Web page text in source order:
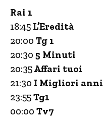
Rai 1
18:45 L’Eredità
20:00 Tg 1
20:30 5 Minuti
20:35Affari tuoi
21:30 I Migliori anni
23:55Tg1
00:00 Tv7